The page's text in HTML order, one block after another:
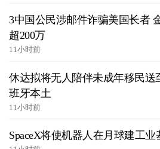
3中国公民涉邮件诈骗美国长者
超200万
11小时前
休达拟将无人陪伴未成年移民送
班牙本土
11小时前
SpaceX将使机器人在月球建工业